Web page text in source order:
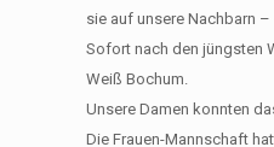
sie auf unsere Nachbarn –
Sofort nach den jüngsten
Weiß Bochum.
Unsere Damen konnten
Die Frauen-Mannschaft